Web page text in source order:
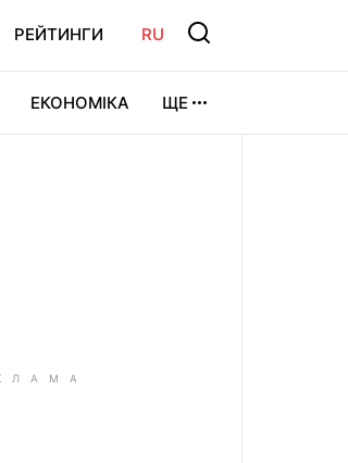
РЕЙТИНГИ RU
ЕКОНОМІКА ЩЕ